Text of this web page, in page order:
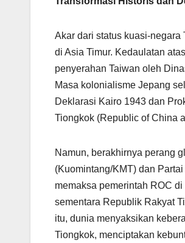
Akar dari status kuasi-
di Asia Timur. Kedaulatan
penyerahan Taiwan oleh
Masa kolonialisme Jepang
Deklarasi Kairo 1943 dan
Tiongkok (Republic of China
Namun, berakhirnya perang
(Kuomintang/KMT) dan
memaksa pemerintah ROC
sementara Republik Rakyat
itu, dunia menyaksikan
Tiongkok, menciptakan